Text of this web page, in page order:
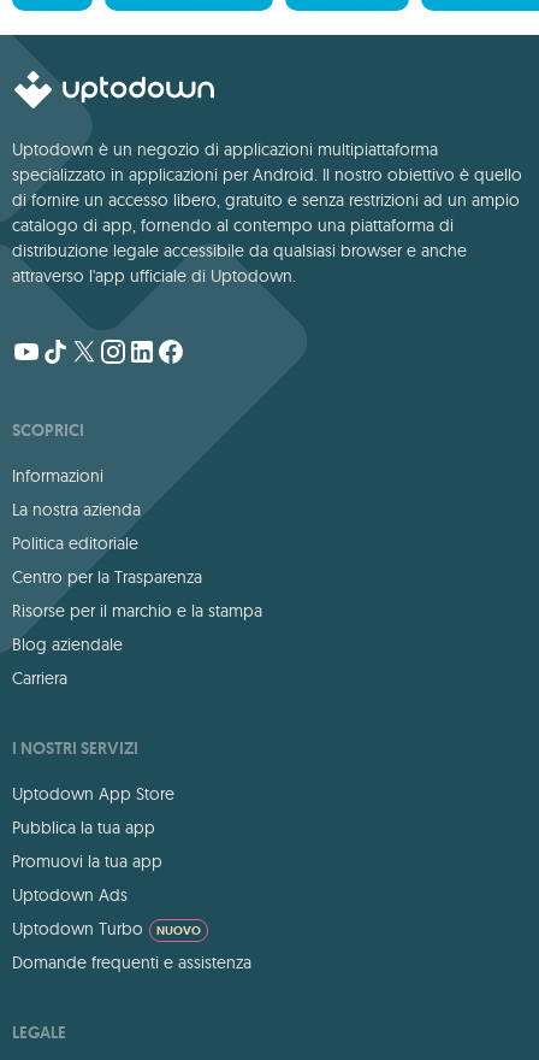
Uptodown è un negozio di applicazioni multipiattaforma
specializzato in applicazioni per Android. Il nostro obiettivo è quello
di fornire un accesso libero, gratuito e senza restrizioni ad un ampio
catalogo di app, fornendo al contempo una piattaforma di
distribuzione legale accessibile da qualsiasi browser e anche
attraverso l'app ufficiale di Uptodown.
SCOPRICI
Informazioni
La nostra azienda
Politica editoriale
Centro per la Trasparenza
Risorse per il marchio e la stampa
Blog aziendale
Carriera
I NOSTRI SERVIZI
Uptodown App Store
Pubblica la tua app
Promuovi la tua app
Uptodown Ads
Uptodown Turbo
NUOVO
Domande frequenti e assistenza
LEGALE